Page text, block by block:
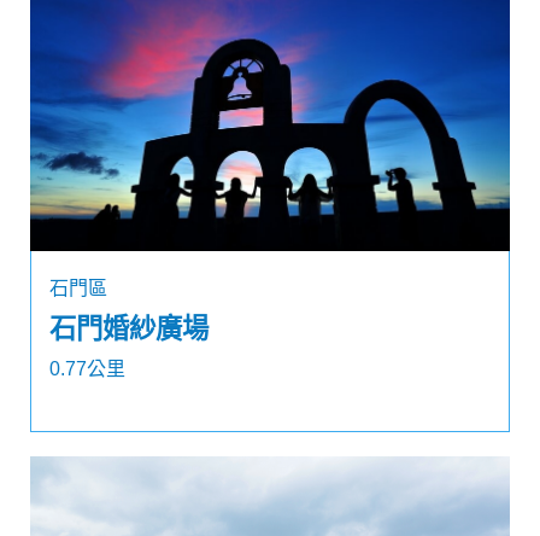
石門區
石門婚紗廣場
0.77公里